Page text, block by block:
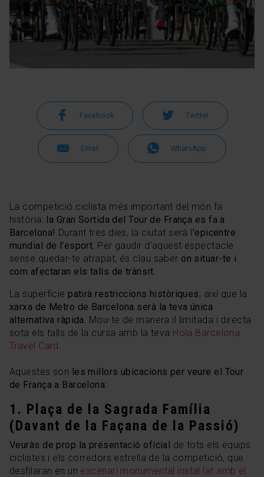
Facebook Twitter
Email WhatsApp
La competició ciclista més important del món fa
història: la Gran Sortida del Tour de França es fa a
Barcelona! Durant tres dies, la ciutat serà l'epicentre
mundial de l'esport. Per gaudir d'aquest espectacle
sense quedar-te atrapat, és clau saber on situar-te i
com afectaran els talls de trànsit.
La superfície patirà restriccions històriques, així que la
xarxa de Metro de Barcelona serà la teva única
alternativa ràpida. Mou-te de manera il·limitada i directa
sota els talls de la cursa amb la teva Hola Barcelona
Travel Card.
Aquestes son les millors ubicacions per veure el Tour
de França a Barcelona:
1. Plaça de la Sagrada Família
(Davant de la Façana de la Passió)
Veuràs de prop la presentació oficial de tots els equips
ciclistes i els corredors estrella de la competició, que
desfilaran en un escenari monumental instal·lat amb el